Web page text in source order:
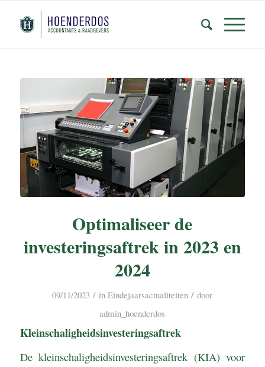
Optimaliseer de
investeringsaftrek in 2023 en
2024
09/11/2023 / inEindejaarsactualiteiten / door
admin_hoenderdos
Kleinschaligheidsinvesteringsaftrek
De kleinschaligheidsinvesteringsaftrek (KIA) voor